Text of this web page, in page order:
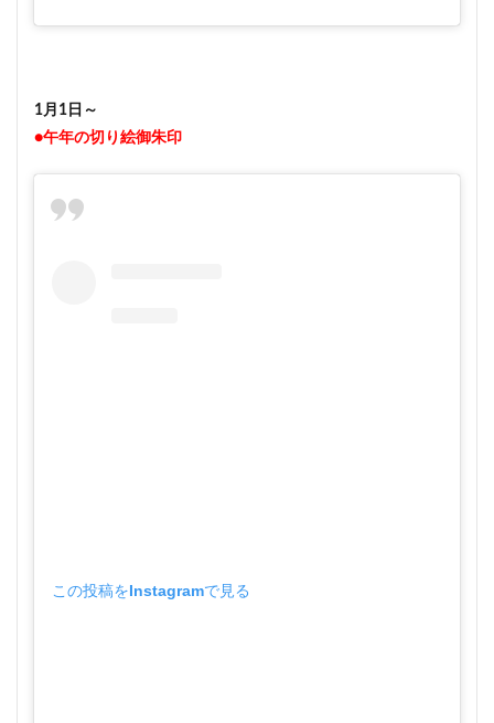
1月1日～
●午年の切り絵御朱印
この投稿をInstagramで見る